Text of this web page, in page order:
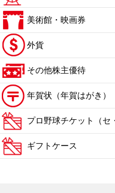
美術館・映画券
外貨
その他株主優待
年賀状（年賀はがき）
プロ野球チケット（セ
ギフトケース